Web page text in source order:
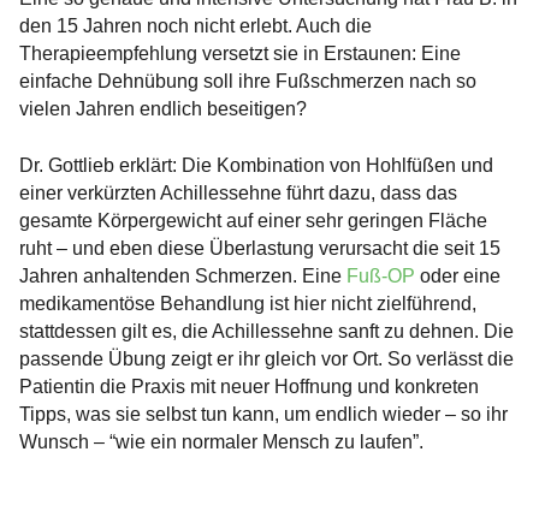
den 15 Jahren noch nicht erlebt. Auch die
Therapieempfehlung versetzt sie in Erstaunen: Eine
einfache Dehnübung soll ihre Fußschmerzen nach so
vielen Jahren endlich beseitigen?
Dr. Gottlieb erklärt: Die Kombination von Hohlfüßen und
einer verkürzten Achillessehne führt dazu, dass das
gesamte Körpergewicht auf einer sehr geringen Fläche
ruht – und eben diese Überlastung verursacht die seit 15
Jahren anhaltenden Schmerzen. Eine Fuß-OP oder eine
medikamentöse Behandlung ist hier nicht zielführend,
stattdessen gilt es, die Achillessehne sanft zu dehnen. Die
passende Übung zeigt er ihr gleich vor Ort. So verlässt die
Patientin die Praxis mit neuer Hoffnung und konkreten
Tipps, was sie selbst tun kann, um endlich wieder – so ihr
Wunsch – “wie ein normaler Mensch zu laufen”.